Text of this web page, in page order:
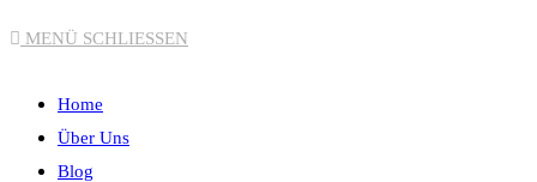
MENÜ SCHLIESSEN
Home
Über Uns
Blog